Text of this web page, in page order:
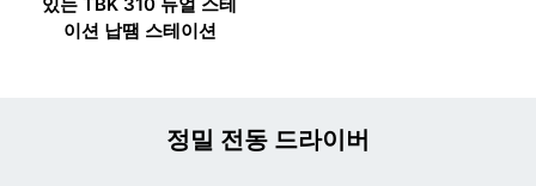
이션 납땜 스테이션
정밀 전동 드라이버